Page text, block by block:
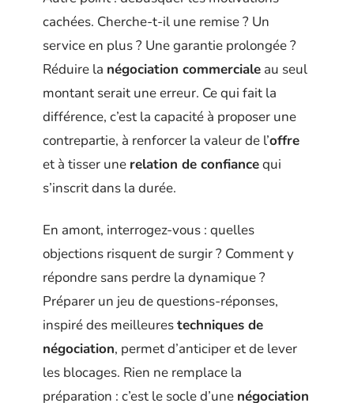
cachées. Cherche-t-il une remise ? Un
service en plus ? Une garantie prolongée ?
Réduire la négociation commerciale au seul
montant serait une erreur. Ce qui fait la
différence, c’est la capacité à proposer une
contrepartie, à renforcer la valeur de l’offre
et à tisser une relation de confiancequi
s’inscrit dans la durée.
En amont, interrogez-vous : quelles
objections risquent de surgir ? Comment y
répondre sans perdre la dynamique ?
Préparer un jeu de questions-réponses,
inspiré des meilleurestechniques de
négociation, permet d’anticiper et de lever
les blocages. Rien ne remplace la
préparation : c’est le socle d’une négociation